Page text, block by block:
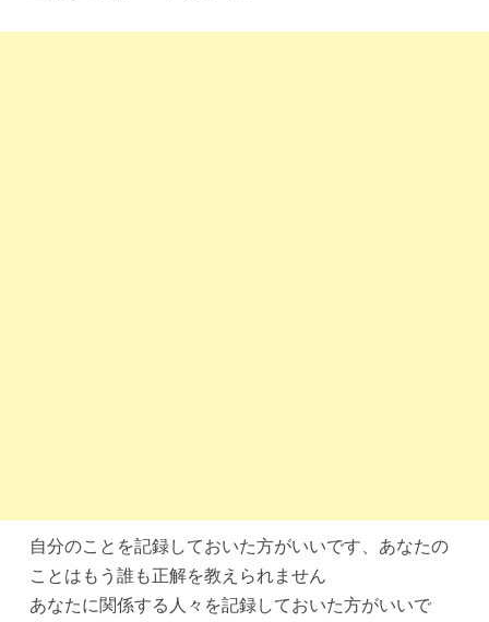
自分のことを記録しておいた方がいいです、あなたの
ことはもう誰も正解を教えられません
あなたに関係する人々を記録しておいた方がいいで